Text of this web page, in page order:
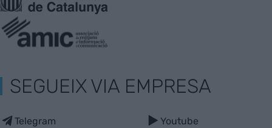
SEGUEIX VIA EMPRESA
Telegram Youtube